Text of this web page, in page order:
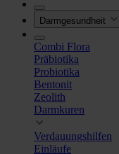
Darmgesundheit
Combi Flora
Präbiotika
Probiotika
Bentonit
Zeolith
Darmkuren
Verdauungshilfen
Einläufe